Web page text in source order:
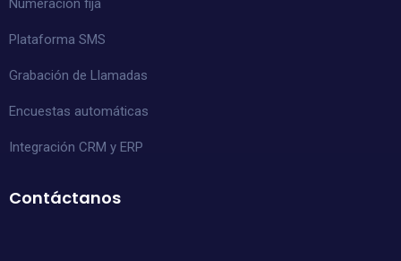
Numeración fija
Plataforma SMS
Grabación de Llamadas
Encuestas automáticas
Integración CRM y ERP
Contáctanos